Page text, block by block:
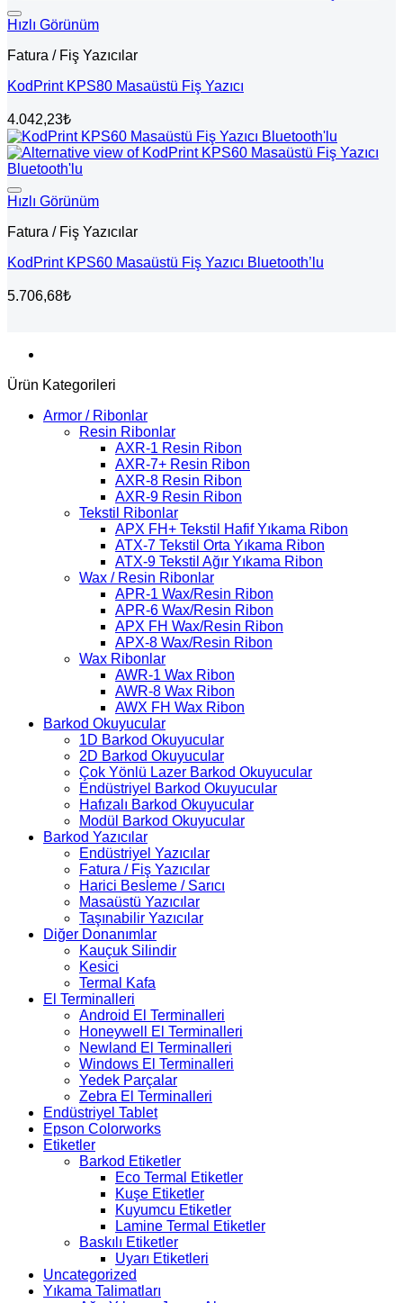
Hızlı Görünüm
Fatura / Fiş Yazıcılar
KodPrint KPS80 Masaüstü Fiş Yazıcı
4.042,23₺
Hızlı Görünüm
Fatura / Fiş Yazıcılar
KodPrint KPS60 Masaüstü Fiş Yazıcı Bluetooth’lu
5.706,68₺
Ürün Kategorileri
Armor / Ribonlar
Resin Ribonlar
AXR-1 Resin Ribon
AXR-7+ Resin Ribon
AXR-8 Resin Ribon
AXR-9 Resin Ribon
Tekstil Ribonlar
APX FH+ Tekstil Hafif Yıkama Ribon
ATX-7 Tekstil Orta Yıkama Ribon
ATX-9 Tekstil Ağır Yıkama Ribon
Wax / Resin Ribonlar
APR-1 Wax/Resin Ribon
APR-6 Wax/Resin Ribon
APX FH Wax/Resin Ribon
APX-8 Wax/Resin Ribon
Wax Ribonlar
AWR-1 Wax Ribon
AWR-8 Wax Ribon
AWX FH Wax Ribon
Barkod Okuyucular
1D Barkod Okuyucular
2D Barkod Okuyucular
Çok Yönlü Lazer Barkod Okuyucular
Endüstriyel Barkod Okuyucular
Hafızalı Barkod Okuyucular
Modül Barkod Okuyucular
Barkod Yazıcılar
Endüstriyel Yazıcılar
Fatura / Fiş Yazıcılar
Harici Besleme / Sarıcı
Masaüstü Yazıcılar
Taşınabilir Yazıcılar
Diğer Donanımlar
Kauçuk Silindir
Kesici
Termal Kafa
El Terminalleri
Android El Terminalleri
Honeywell El Terminalleri
Newland El Terminalleri
Windows El Terminalleri
Yedek Parçalar
Zebra El Terminalleri
Endüstriyel Tablet
Epson Colorworks
Etiketler
Barkod Etiketler
Eco Termal Etiketler
Kuşe Etiketler
Kuyumcu Etiketler
Lamine Termal Etiketler
Baskılı Etiketler
Uyarı Etiketleri
Uncategorized
Yıkama Talimatları